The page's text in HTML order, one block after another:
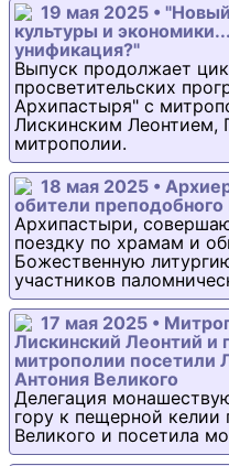
19 мая 2025 •
культуры и
унификация?"
Выпуск продолжает
просветительских
Архипастыря" с
Лискинским Леонтием,
митрополии.
18 мая 2025 •
обители
Архипастыри,
поездку по храмам и
Божественную
участников
17 мая 2025 •
Лискинский Леонтий и
митрополии посетили
Антония Великого
Делегация
гору к пещерной келии
Великого и посетила